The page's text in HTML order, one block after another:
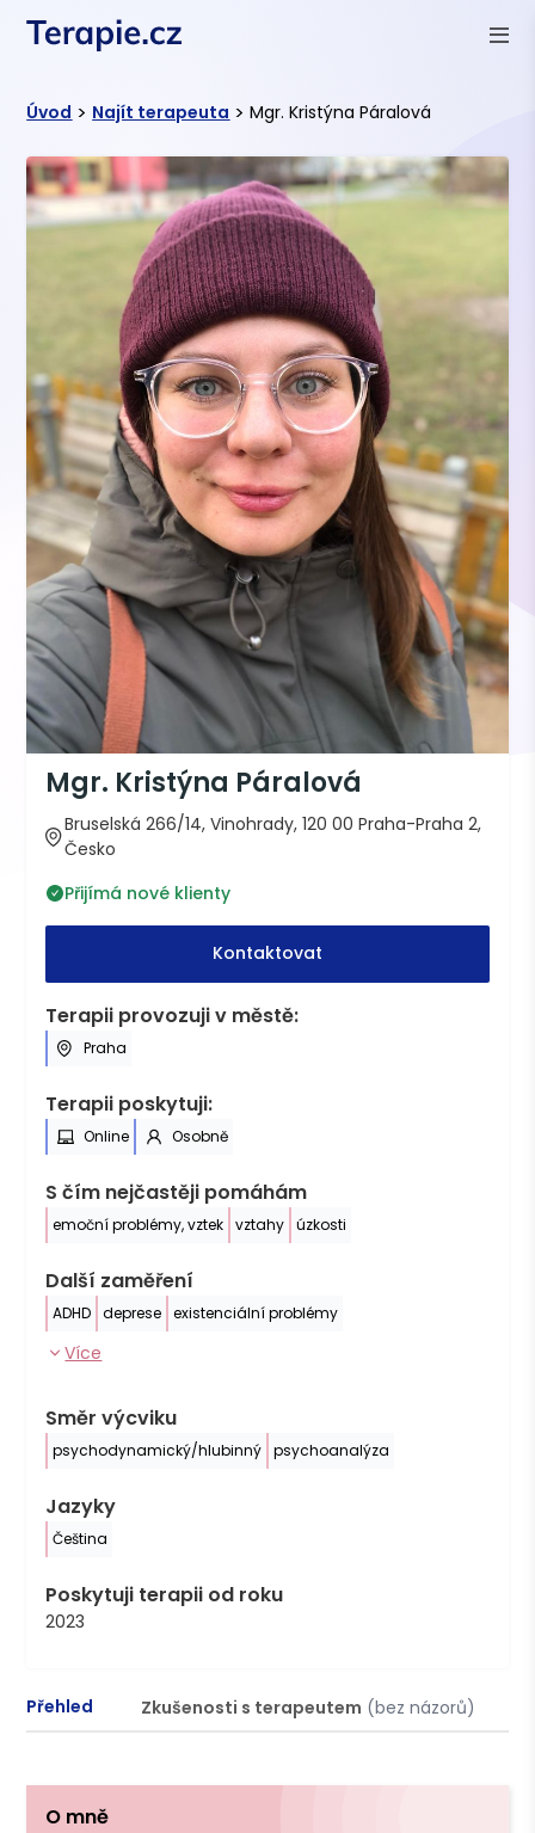
Úvod > Najít terapeuta > Mgr. Kristýna Páralová
Mgr. Kristýna Páralová
Bruselská 266/14, Vinohrady, 120 00 Praha-Praha 2,
Česko
Přijímá nové klienty
Kontaktovat
Terapii provozuji v městě:
Praha
Terapii poskytuji:
Online Osobně
S čím nejčastěji pomáhám
emoční problémy, vztek vztahy úzkosti
Další zaměření
ADHD deprese existenciální problémy
Více
Směr výcviku
psychodynamický/hlubinný psychoanalýza
Jazyky
Čeština
Poskytuji terapii od roku
2023
Přehled Zkušenosti s terapeutem (bez názorů)
O mně